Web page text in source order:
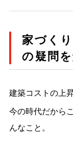
家づく
の疑問
建築コストの上
今の時代だから
んなこと。